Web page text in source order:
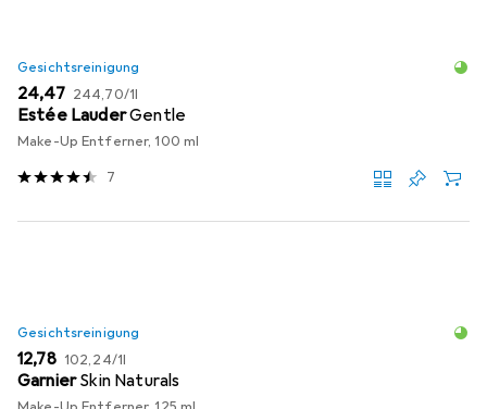
Gesichtsreinigung
EUR
24,47 EUR
244,70/1l
Estée LauderGentle
Make-Up Entferner, 100 ml
7
Gesichtsreinigung
EUR
12,78 EUR
102,24/1l
GarnierSkin Naturals